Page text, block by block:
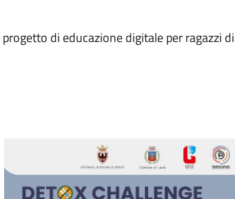
di educazione digitale per ragazzi